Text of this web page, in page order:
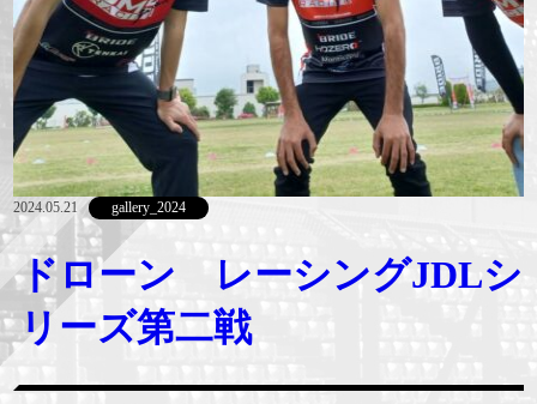
2024.05.21 gallery_2024
ドローン レーシングJDLシ
リーズ第二戦